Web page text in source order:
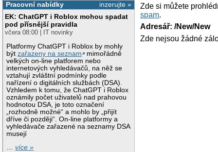
inzerujte »
Pracovní nabídky
EK: ChatGPT i Roblox mohou spadat
pod přísnější pravidla
včera 08:00 | IT novinky
Platformy ChatGPT i Roblox by mohly
býtzařazeny na seznam
mimořádně
velkých on-line platforem nebo
internetových vyhledávačů, na něž se
vztahují zvláštní podmínky podle
nařízení o digitálních službách (DSA).
Vzhledem k tomu, že ChatGPT i Roblox
oznámily počet uživatelů nad prahovou
hodnotou DSA, je toto označení
„rozhodně možné“ a mohlo by „přijít
dříve či později“. On-line platformy a
vyhledávače zařazené na seznamy DSA
musejí
…více »
Zde si můžete
spam.
Adresář: /New/New
Zde nejsou žádné